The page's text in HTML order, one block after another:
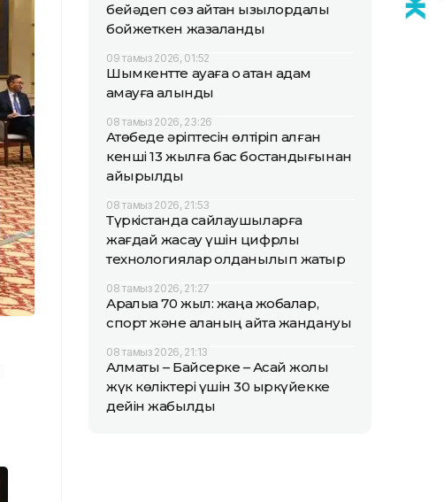
бейәдеп сөз айтқан қызылордалық
бойжеткен жазаланды
09 тамыз 2026, 01:52
Шымкентте ауаға оқ атқан адам
қамауға алынды
08 тамыз 2026, 23:26
Ақтөбеде әріптесін өлтіріп алған
кенші 13 жылға бас бостандығынан
айырылды
08 тамыз 2026, 21:53
Түркістанда сайлаушыларға
жағдай жасау үшін цифрлық
технологиялар қолданылып жатыр
08 тамыз 2026, 21:27
Арқалыққа 70 жыл: жаңа жобалар,
спорт және қаланың қайта жандануы
08 тамыз 2026, 21:13
Алматы – Байсерке – Ақсай жолы
жүк көліктері үшін 30 қыркүйекке
дейін жабылды